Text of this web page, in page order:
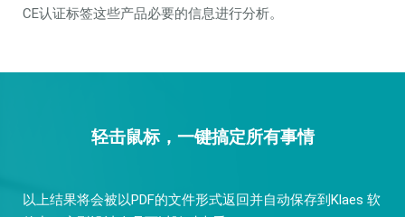
CE认证标签这些产品必要的信息进行分析。
轻击鼠标，一键搞定所有事情
以上结果将会被以PDF的文件形式返回并自动保存到Klaes 软